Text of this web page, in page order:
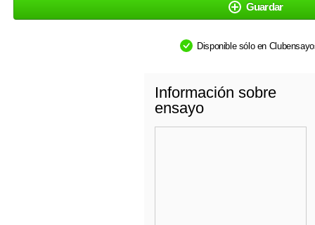
Guardar
Disponible sólo en
Información sobre
ensayo